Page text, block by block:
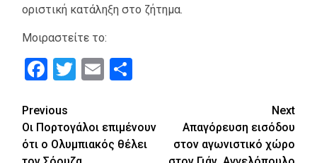
οριστική κατάληξη στο ζήτημα.
Μοιραστείτε το:
Facebook
Twitter
Email
Continue
Reading
Previous
Οι Πορτογάλοι επιμένουν
ότι ο Ολυμπιακός θέλει
Next
Απαγόρευση εισόδου
στον αγωνιστικό χώρο